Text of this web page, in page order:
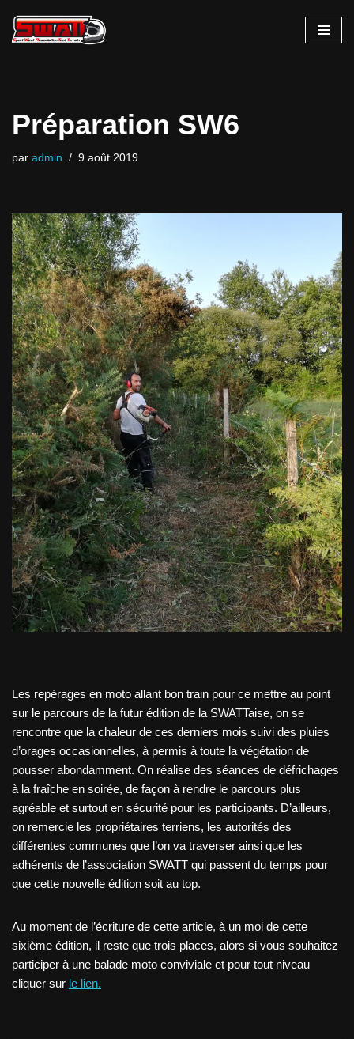
Aller
Préparation SW6
par admin 9 août 2019
Les repérages en moto allant bon train pour ce mettre au point
sur le parcours de la futur édition de la SWATTaise, on se
rencontre que la chaleur de ces derniers mois suivi des pluies
d’orages occasionnelles, à permis à toute la végétation de
pousser abondamment. On réalise des séances de défrichages
à la fraîche en soirée, de façon à rendre le parcours plus
agréable et surtout en sécurité pour les participants. D’ailleurs,
on remercie les propriétaires terriens, les autorités des
différentes communes que l’on va traverser ainsi que les
adhérents de l’association SWATT qui passent du temps pour
que cette nouvelle édition soit au top.
Au moment de l’écriture de cette article, à un moi de cette
sixième édition, il reste que trois places, alors si vous souhaitez
participer à une balade moto conviviale et pour tout niveau
cliquer sur le lien.